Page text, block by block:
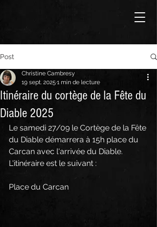
Post
Itinéraire du cortège de la Fête du
Diable 2025
Christine Cambresy
19 sept. 2025 1 min de lecture
Le samedi 27/09 le Cortège de la Fête
du Diable démarrera à 15h place du
Carcan avec l'arrivée du Diable.
L'itinéraire est le suivant :
Place du Carcan